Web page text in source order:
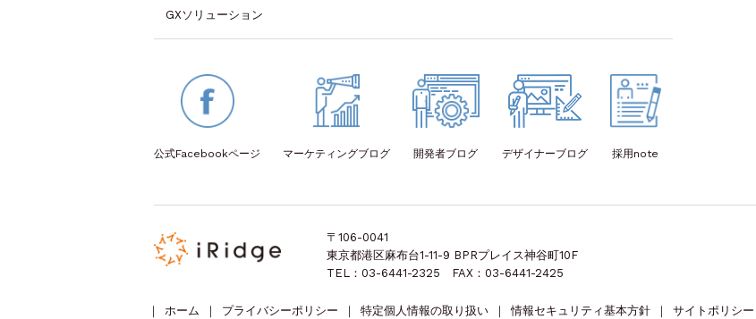
GXソリューション
公式Facebookページ マーケティングブログ 開発者ブログ デザイナーブログ 採用note
〒106-0041
東京都港区麻布台1-11-9 BPRプレイス神谷町10F
TEL：03-6441-2325 FAX：03-6441-2425
｜ ホーム ｜ プライバシーポリシー ｜ 特定個人情報の取り扱い ｜ 情報セキュリティ基本方針 ｜ サイトポリシー